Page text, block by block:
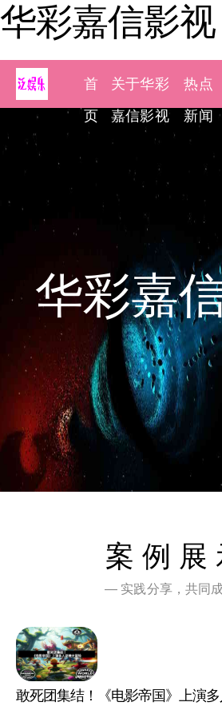
华彩嘉信影视
首
页
关于华彩
嘉信影视
热点
新闻
华彩嘉
案例展
— 实践分享，共同
敢死团集结！《电影帝国》上演